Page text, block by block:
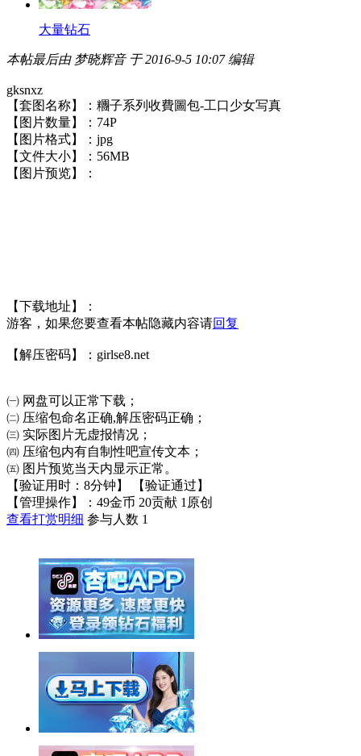
大量钻石
本帖最后由 梦晓辉音 于 2016-9-5 10:07 编辑
gksnxz
【套图名称】：糰子系列收費圖包-工口少女写真
【图片数量】：74P
【图片格式】：jpg
【文件大小】：56MB
【图片预览】：
【下载地址】：
游客，如果您要查看本帖隐藏内容请回复
【解压密码】：girlse8.net
㈠ 网盘可以正常下载；
㈡ 压缩包命名正确,解压密码正确；
㈢ 实际图片无虚报情况；
㈣ 压缩包内有自制性吧宣传文本；
㈤ 图片预览当天内显示正常。
【验证用时：8分钟】 【验证通过】
【管理操作】：49金币 20贡献 1原创
查看打赏明细 参与人数 1